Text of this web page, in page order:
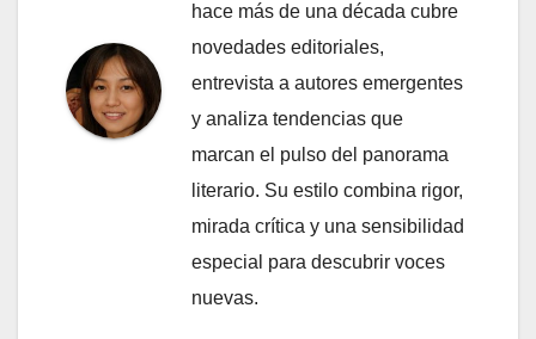
hace más de una década cubre
novedades editoriales,
entrevista a autores emergentes
y analiza tendencias que
marcan el pulso del panorama
literario. Su estilo combina rigor,
mirada crítica y una sensibilidad
especial para descubrir voces
nuevas.